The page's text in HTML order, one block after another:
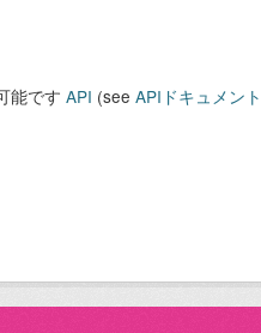
能です API (see APIドキュメント